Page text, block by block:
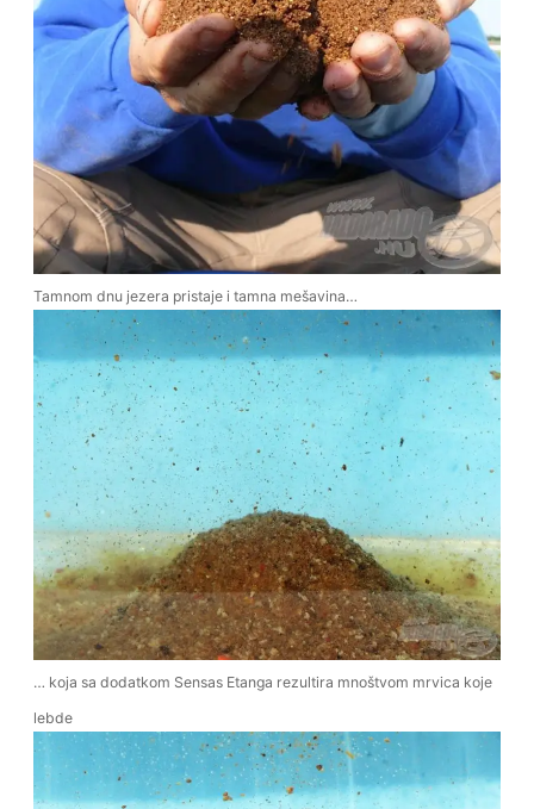
Tamnom dnu jezera pristaje i tamna mešavina…
… koja sa dodatkom Sensas Etanga rezultira mnoštvom mrvica koje
lebde